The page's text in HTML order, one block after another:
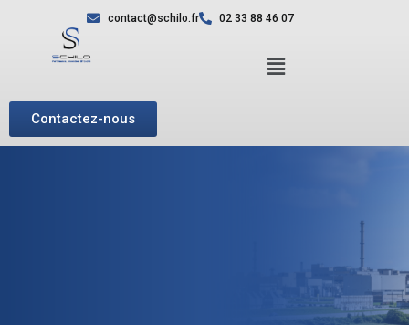
contact@schilo.fr 02 33 88 46 07
Contactez-nous